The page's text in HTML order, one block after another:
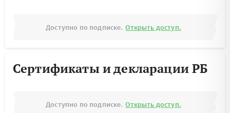
Доступно по подписке. Открыть доступ.
Сертификаты и декларации РБ
Доступно по подписке. Открыть доступ.